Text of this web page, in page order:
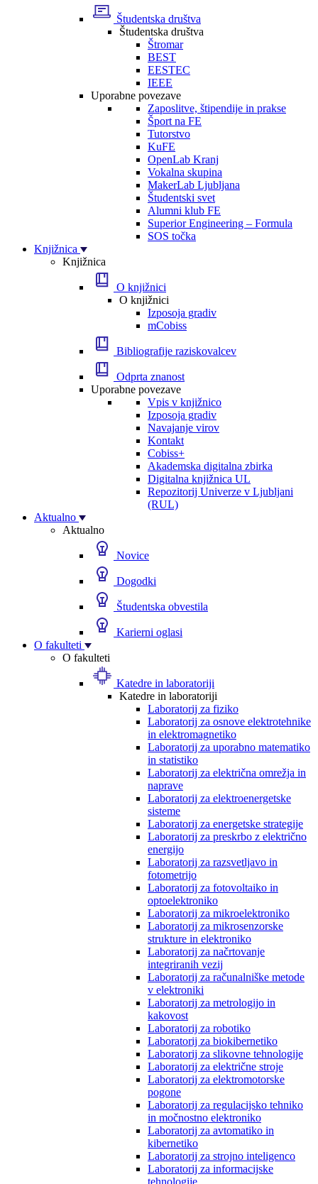
Študentska društva
Študentska društva
Štromar
BEST
EESTEC
IEEE
Uporabne povezave
Zaposlitve, štipendije in prakse
Šport na FE
Tutorstvo
KuFE
OpenLab Kranj
Vokalna skupina
MakerLab Ljubljana
Študentski svet
Alumni klub FE
Superior Engineering – Formula
SOS točka
Knjižnica
Knjižnica
O knjižnici
O knjižnici
Izposoja gradiv
mCobiss
Bibliografije raziskovalcev
Odprta znanost
Uporabne povezave
Vpis v knjižnico
Izposoja gradiv
Navajanje virov
Kontakt
Cobiss+
Akademska digitalna zbirka
Digitalna knjižnica UL
Repozitorij Univerze v Ljubljani
(RUL)
Aktualno
Aktualno
Novice
Dogodki
Študentska obvestila
Karierni oglasi
O fakulteti
O fakulteti
Katedre in laboratoriji
Katedre in laboratoriji
Laboratorij za fiziko
Laboratorij za osnove elektrotehnike
in elektromagnetiko
Laboratorij za uporabno matematiko
in statistiko
Laboratorij za električna omrežja in
naprave
Laboratorij za elektroenergetske
sisteme
Laboratorij za energetske strategije
Laboratorij za preskrbo z električno
energijo
Laboratorij za razsvetljavo in
fotometrijo
Laboratorij za fotovoltaiko in
optoelektroniko
Laboratorij za mikroelektroniko
Laboratorij za mikrosenzorske
strukture in elektroniko
Laboratorij za načrtovanje
integriranih vezij
Laboratorij za računalniške metode
v elektroniki
Laboratorij za metrologijo in
kakovost
Laboratorij za robotiko
Laboratorij za biokibernetiko
Laboratorij za slikovne tehnologije
Laboratorij za električne stroje
Laboratorij za elektromotorske
pogone
Laboratorij za regulacijsko tehniko
in močnostno elektroniko
Laboratorij za avtomatiko in
kibernetiko
Laboratorij za strojno inteligenco
Laboratorij za informacijske
tehnologije